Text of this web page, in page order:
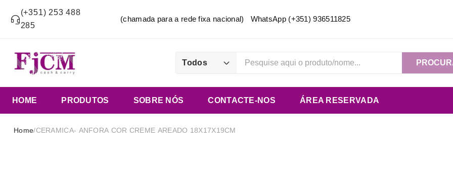
(+351) 253 488
285
(chamada para a rede fixa nacional) WhatsApp (+351) 936511825
Todos
HOME PRODUTOS SOBRE NÓS CONTACTE-NOS ÁREA RESERVADA
Home/CERAMICA- ANFORA COR CREME AREADO 18X17X19CM